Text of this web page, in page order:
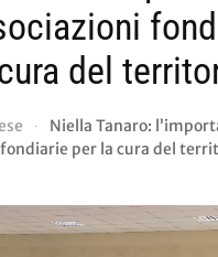
del
Niella Tanaro:
per la cura del